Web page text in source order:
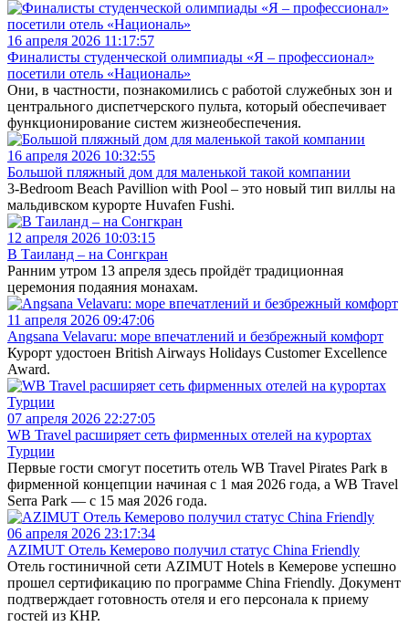
16 апреля 2026 11:17:57
Финалисты студенческой олимпиады «Я – профессионал»
посетили отель «Националь»
Они, в частности, познакомились с работой служебных зон и
центрального диспетчерского пульта, который обеспечивает
функционирование систем жизнеобеспечения.
16 апреля 2026 10:32:55
Большой пляжный дом для маленькой такой компании
3-Bedroom Beach Pavillion with Pool – это новый тип виллы на
мальдивском курорте Huvafen Fushi.
12 апреля 2026 10:03:15
В Таиланд – на Сонгкран
Ранним утром 13 апреля здесь пройдёт традиционная
церемония подаяния монахам.
11 апреля 2026 09:47:06
Angsana Velavaru: море впечатлений и безбрежный комфорт
Курорт удостоен British Airways Holidays Customer Excellence
Award.
07 апреля 2026 22:27:05
WB Travel расширяет сеть фирменных отелей на курортах
Турции
Первые гости смогут посетить отель WB Travel Pirates Park в
фирменной концепции начиная с 1 мая 2026 года, а WB Travel
Serra Park — c 15 мая 2026 года.
06 апреля 2026 23:17:34
AZIMUT Отель Кемерово получил статус China Friendly
Отель гостиничной сети AZIMUT Hotels в Кемерове успешно
прошел сертификацию по программе China Friendly. Документ
подтверждает готовность отеля и его персонала к приему
гостей из КНР.